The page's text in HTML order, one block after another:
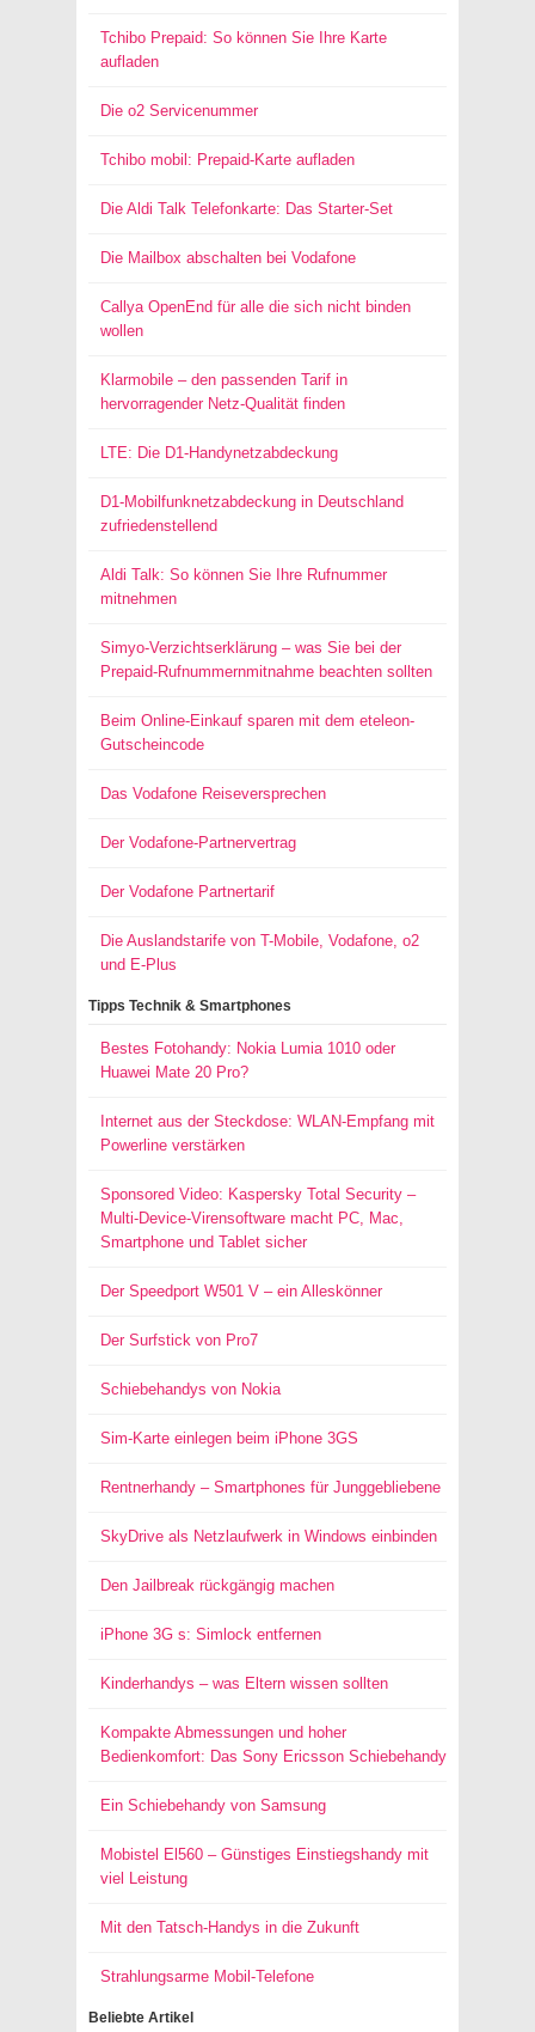
Tchibo Prepaid: So können Sie Ihre Karte
aufladen
Die o2 Servicenummer
Tchibo mobil: Prepaid-Karte aufladen
Die Aldi Talk Telefonkarte: Das Starter-Set
Die Mailbox abschalten bei Vodafone
Callya OpenEnd für alle die sich nicht binden
wollen
Klarmobile – den passenden Tarif in
hervorragender Netz-Qualität finden
LTE: Die D1-Handynetzabdeckung
D1-Mobilfunknetzabdeckung in Deutschland
zufriedenstellend
Aldi Talk: So können Sie Ihre Rufnummer
mitnehmen
Simyo-Verzichtserklärung – was Sie bei der
Prepaid-Rufnummernmitnahme beachten sollten
Beim Online-Einkauf sparen mit dem eteleon-
Gutscheincode
Das Vodafone Reiseversprechen
Der Vodafone-Partnervertrag
Der Vodafone Partnertarif
Die Auslandstarife von T-Mobile, Vodafone, o2
und E-Plus
Tipps Technik & Smartphones
Bestes Fotohandy: Nokia Lumia 1010 oder
Huawei Mate 20 Pro?
Internet aus der Steckdose: WLAN-Empfang mit
Powerline verstärken
Sponsored Video: Kaspersky Total Security –
Multi-Device-Virensoftware macht PC, Mac,
Smartphone und Tablet sicher
Der Speedport W501 V – ein Alleskönner
Der Surfstick von Pro7
Schiebehandys von Nokia
Sim-Karte einlegen beim iPhone 3GS
Rentnerhandy – Smartphones für Junggebliebene
SkyDrive als Netzlaufwerk in Windows einbinden
Den Jailbreak rückgängig machen
iPhone 3G s: Simlock entfernen
Kinderhandys – was Eltern wissen sollten
Kompakte Abmessungen und hoher
Bedienkomfort: Das Sony Ericsson Schiebehandy
Ein Schiebehandy von Samsung
Mobistel El560 – Günstiges Einstiegshandy mit
viel Leistung
Mit den Tatsch-Handys in die Zukunft
Strahlungsarme Mobil-Telefone
Beliebte Artikel